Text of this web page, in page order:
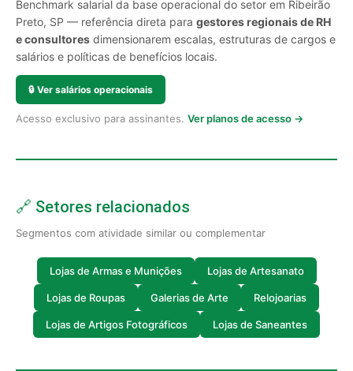
Benchmark salarial da base operacional do setor em Ribeirão
Preto, SP — referência direta para gestores regionais de RH
e consultores dimensionarem escalas, estruturas de cargos e
salários e políticas de benefícios locais.
🔒 Ver salários operacionais
Acesso exclusivo para assinantes. Ver planos de acesso →
🔗 Setores relacionados
Segmentos com atividade similar ou complementar
Lojas de Armas e Munições Lojas de Artesanato
Lojas de Roupas Galerias de Arte Relojoarias
Lojas de Artigos Fotográficos Lojas de Saneantes